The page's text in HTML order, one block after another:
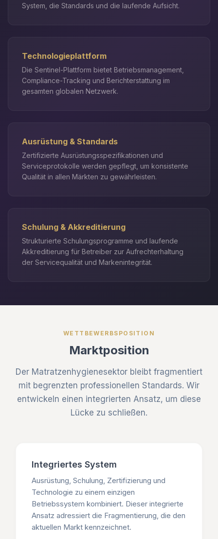
System, die Standards und die laufende Aufsicht.
Technologieplattform
Die Sentinel-Plattform bietet Betriebsmanagement,
Compliance-Tracking und Berichterstattung im
gesamten globalen Netzwerk.
Ausrüstung & Standards
Zertifizierte Ausrüstungsspezifikationen und
Serviceprotokolle werden gepflegt, um konsistente
Qualität in allen Märkten zu gewährleisten.
Schulung & Akkreditierung
Strukturierte Schulungsprogramme und laufende
Akkreditierung für Betreiber zur Aufrechterhaltung
der Servicequalität und Markenintegrität.
WETTBEWERBSPOSITION
Marktposition
Der Matratzenhygienesektor bleibt fragmentiert
mit begrenzten professionellen Standards. Wir
entwickeln einen integrierten Ansatz, um diese
Lücke zu schließen.
Integriertes System
Ausrüstung, Schulung, Zertifizierung und
Technologie zu einem einzigen
Betriebssystem kombiniert. Dieser integrierte
Ansatz adressiert die Fragmentierung, die den
aktuellen Markt kennzeichnet.